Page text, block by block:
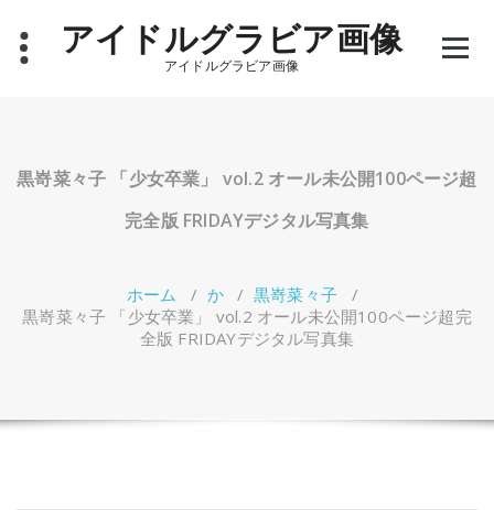
アイドルグラビア画像
アイドルグラビア画像
黒嵜菜々子 「少女卒業」 vol.2 オール未公開100ページ超
完全版 FRIDAYデジタル写真集
ホーム / か/ 黒嵜菜々子 /
黒嵜菜々子 「少女卒業」 vol.2 オール未公開100ページ超完
全版 FRIDAYデジタル写真集